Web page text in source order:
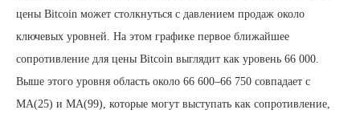
цены Bitcoin может столкнуться с давлением продаж около
ключевых уровней. На этом графике первое ближайшее
сопротивление для цены Bitcoin выглядит как уровень 66 000.
Выше этого уровня область около 66 600–66 750 совпадает с
MA(25) и MA(99), которые могут выступать как сопротивление,